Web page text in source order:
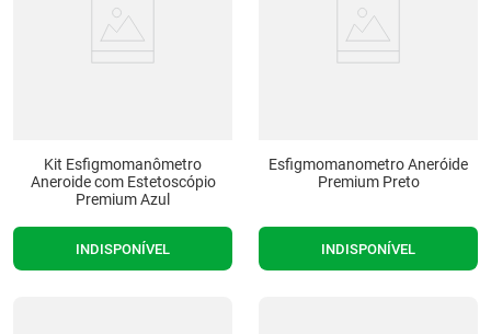
Kit Esfigmomanômetro
Aneroide com Estetoscópio
Premium Azul
INDISPONÍVEL
Esfigmomanometro Aneróide
Premium Preto
INDISPONÍVEL